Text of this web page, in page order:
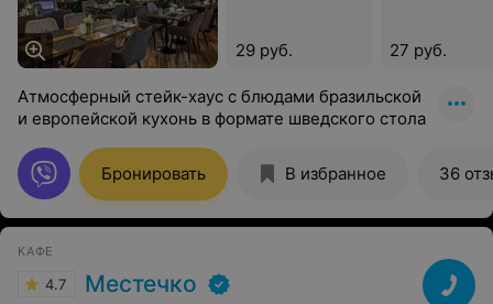
29 руб. 27 руб.
Атмосферный стейк-хаус с блюдами бразильской
и европейской кухонь в формате шведского стола
Бронировать В избранное 36
КАФЕ
4.7 Местечко